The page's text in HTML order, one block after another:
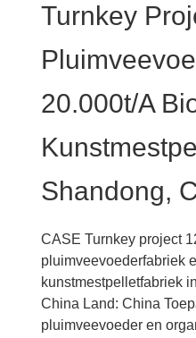
145.000t/a
watervoer
ton
jaar
in
Turnkey
20.000t/a
Shandong,
CASE Turnkey project
pluimveevoederfabriek
kunstmestpelletfabriek
China Land: China
pluimveevoeder en